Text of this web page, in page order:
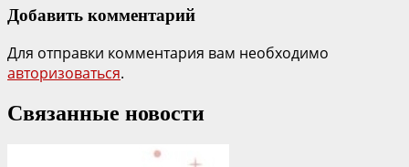
Добавить комментарий
Для отправки комментария вам необходимо
авторизоваться.
Связанные новости